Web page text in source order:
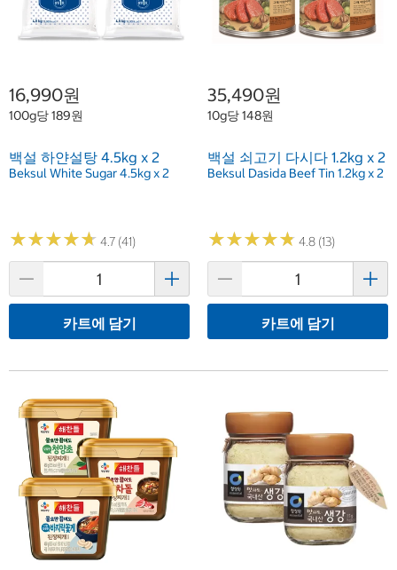
16,990원
100g당 189원
백설 하얀설탕 4.5kg x 2
Beksul White Sugar 4.5kg x 2
★★★★★
★★★★★ 4.7 (41)
카트에 담기
35,490원
10g당 148원
백설 쇠고기 다시다 1.2kg x 2
Beksul Dasida Beef Tin 1.2kg x 2
★★★★★
★★★★★ 4.8 (13)
카트에 담기